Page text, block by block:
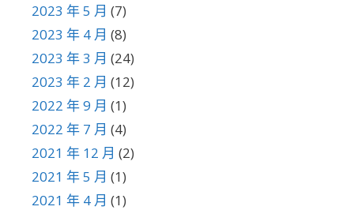
2023 年 5 月 (7)
2023 年 4 月 (8)
2023 年 3 月 (24)
2023 年 2 月 (12)
2022 年 9 月 (1)
2022 年 7 月 (4)
2021 年 12 月 (2)
2021 年 5 月 (1)
2021 年 4 月 (1)